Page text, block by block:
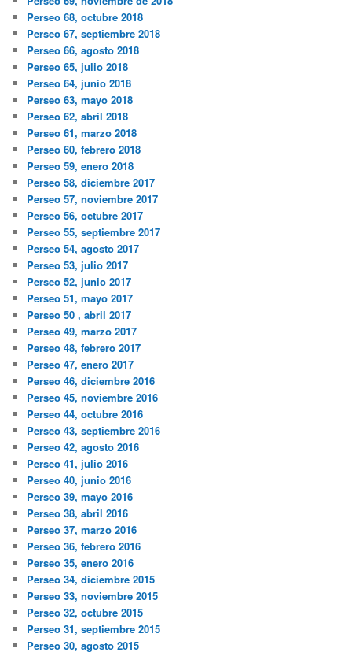
Perseo 68, octubre 2018
Perseo 67, septiembre 2018
Perseo 66, agosto 2018
Perseo 65, julio 2018
Perseo 64, junio 2018
Perseo 63, mayo 2018
Perseo 62, abril 2018
Perseo 61, marzo 2018
Perseo 60, febrero 2018
Perseo 59, enero 2018
Perseo 58, diciembre 2017
Perseo 57, noviembre 2017
Perseo 56, octubre 2017
Perseo 55, septiembre 2017
Perseo 54, agosto 2017
Perseo 53, julio 2017
Perseo 52, junio 2017
Perseo 51, mayo 2017
Perseo 50 , abril 2017
Perseo 49, marzo 2017
Perseo 48, febrero 2017
Perseo 47, enero 2017
Perseo 46, diciembre 2016
Perseo 45, noviembre 2016
Perseo 44, octubre 2016
Perseo 43, septiembre 2016
Perseo 42, agosto 2016
Perseo 41, julio 2016
Perseo 40, junio 2016
Perseo 39, mayo 2016
Perseo 38, abril 2016
Perseo 37, marzo 2016
Perseo 36, febrero 2016
Perseo 35, enero 2016
Perseo 34, diciembre 2015
Perseo 33, noviembre 2015
Perseo 32, octubre 2015
Perseo 31, septiembre 2015
Perseo 30, agosto 2015